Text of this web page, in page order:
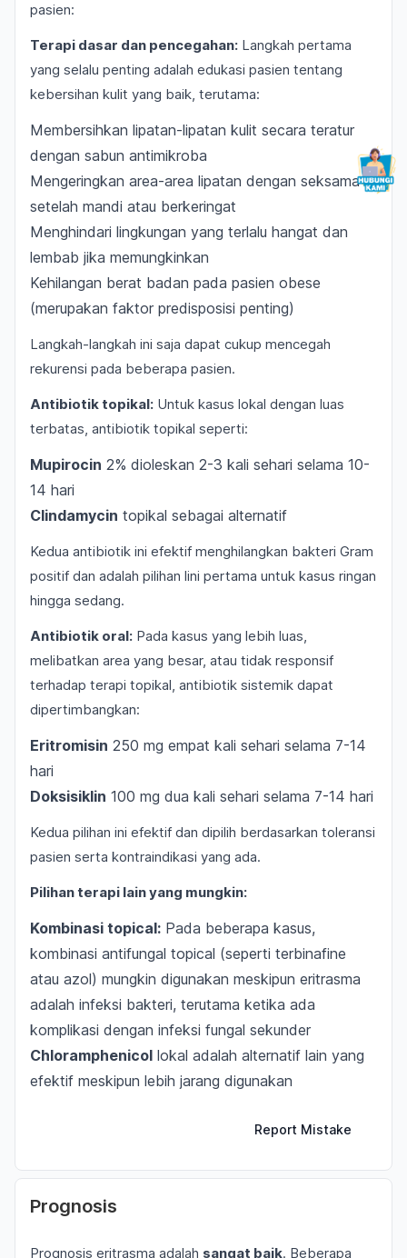
pasien:
Terapi dasar dan pencegahan: Langkah pertama
yang selalu penting adalah edukasi pasien tentang
kebersihan kulit yang baik, terutama:
Membersihkan lipatan-lipatan kulit secara teratur
dengan sabun antimikroba
Mengeringkan area-area lipatan dengan seksama
setelah mandi atau berkeringat
Menghindari lingkungan yang terlalu hangat dan
lembab jika memungkinkan
Kehilangan berat badan pada pasien obese
(merupakan faktor predisposisi penting)
Langkah-langkah ini saja dapat cukup mencegah
rekurensi pada beberapa pasien.
Antibiotik topikal: Untuk kasus lokal dengan luas
terbatas, antibiotik topikal seperti:
Mupirocin 2% dioleskan 2-3 kali sehari selama 10-
14 hari
Clindamycin topikal sebagai alternatif
Kedua antibiotik ini efektif menghilangkan bakteri Gram
positif dan adalah pilihan lini pertama untuk kasus ringan
hingga sedang.
Antibiotik oral: Pada kasus yang lebih luas,
melibatkan area yang besar, atau tidak responsif
terhadap terapi topikal, antibiotik sistemik dapat
dipertimbangkan:
Eritromisin 250 mg empat kali sehari selama 7-14
hari
Doksisiklin 100 mg dua kali sehari selama 7-14 hari
Kedua pilihan ini efektif dan dipilih berdasarkan toleransi
pasien serta kontraindikasi yang ada.
Pilihan terapi lain yang mungkin:
Kombinasi topical: Pada beberapa kasus,
kombinasi antifungal topical (seperti terbinafine
atau azol) mungkin digunakan meskipun eritrasma
adalah infeksi bakteri, terutama ketika ada
komplikasi dengan infeksi fungal sekunder
Chloramphenicol lokal adalah alternatif lain yang
efektif meskipun lebih jarang digunakan
Report Mistake
Prognosis
Prognosis eritrasma adalah sangat baik. Beberapa